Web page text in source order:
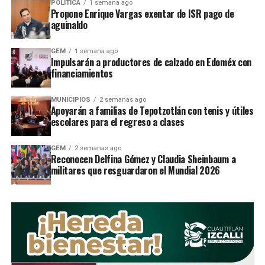
campaÃ±a, se han suscitado
hostigamientos y agresiones al equipo de
campaÃ±a de Josefina VÃ¡zquez en
diferentes municipios, amedrentando a
los colaboradores del PAN haciendo
fuerza de seguridad pÃºblica y utilizando
armas largas, sin razÃ³n alguna.
VÃ­ctor Hugo SondÃ³n hizo un llamado a
los diputados y senadores para que
exhorten al gobierno del estado y los
gobiernos municipales a que permitan
que partidos de oposiciÃ³n lleven a cabo
actos de campaÃ±a como lo marca la ley.
POLÍTICA 1 semana ago
Propone Enrique Vargas exentar de ISR pago de
aguinaldo
GEM 1 semana ago
Impulsarán a productores de calzado en Edoméx con
financiamientos
MUNICIPIOS 2 semanas ago
Apoyarán a familias de Tepotzotlán con tenis y útiles
escolares para el regreso a clases
GEM 2 semanas ago
Reconocen Delfina Gómez y Claudia Sheinbaum a
militares que resguardaron el Mundial 2026